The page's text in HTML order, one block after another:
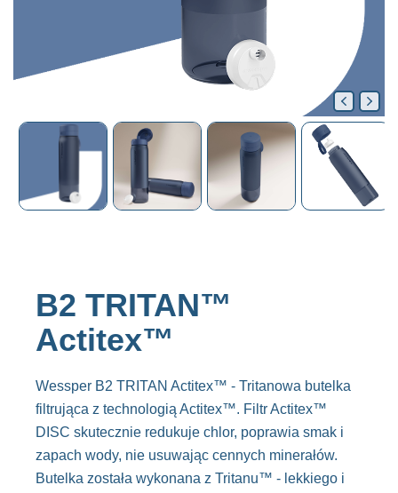
B2 TRITAN™
Actitex™
Wessper B2 TRITAN Actitex™ - Tritanowa butelka
filtrująca z technologią Actitex™. Filtr Actitex™
DISC skutecznie redukuje chlor, poprawia smak i
zapach wody, nie usuwając cennych minerałów.
Butelka została wykonana z Tritanu™ - lekkiego i